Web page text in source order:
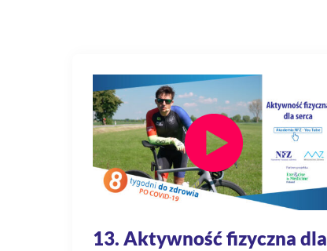
13. Aktywność fizyczna dla